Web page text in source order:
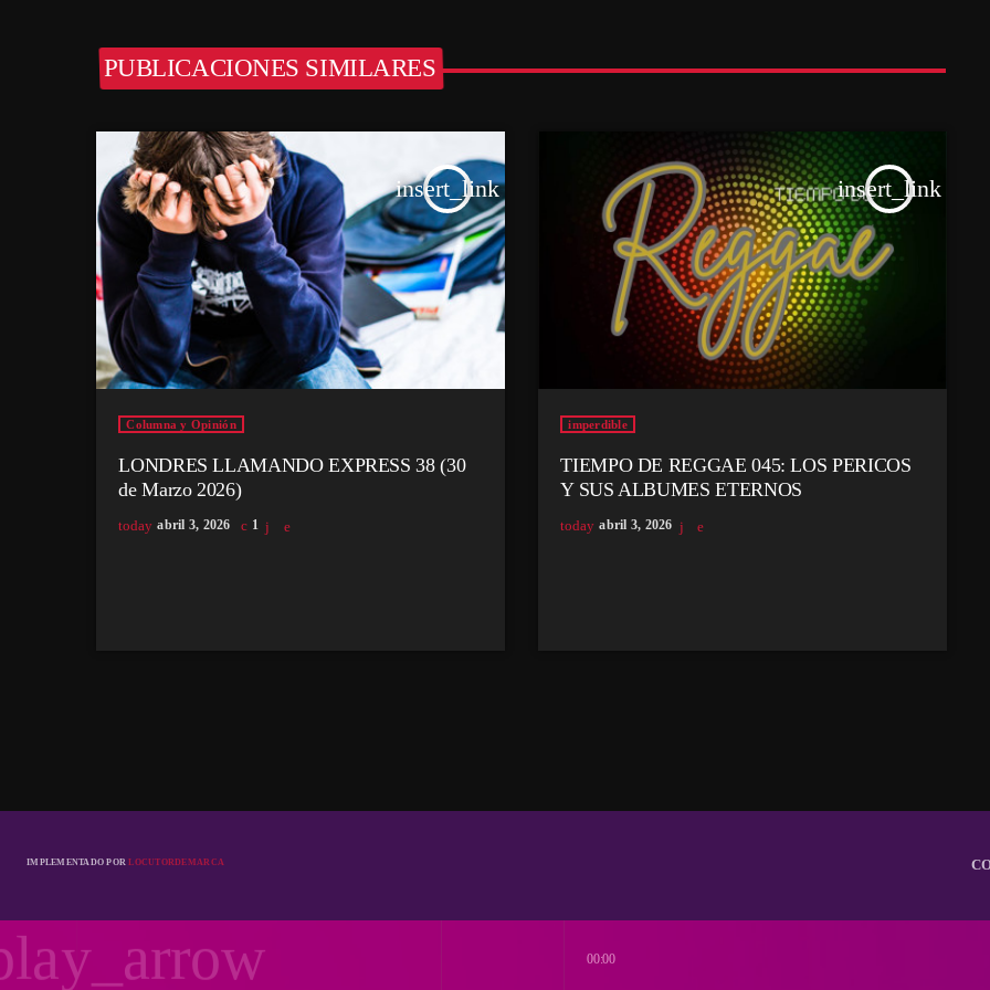
00:00
PUBLICACIONES SIMILARES
insert_link
Columna y Opinión
LONDRES LLAMANDO EXPRESS 38 (30
de Marzo 2026)
today abril 3, 2026 1
insert_link
imperdible
TIEMPO DE REGGAE 045: LOS PERICOS
Y SUS ALBUMES ETERNOS
today abril 3, 2026
IMPLEMENTADO PORLOCUTORDEMARCA